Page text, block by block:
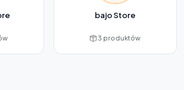
bajo Store
3 produktów